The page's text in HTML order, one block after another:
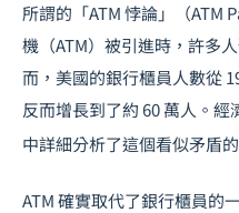
所謂的「ATM 悖論」（ATM
機（ATM）被引進時，許多
而，美國的銀行櫃員人數從
反而增長到了約 60 萬人。
中詳細分析了這個看似矛盾
ATM 確實取代了銀行櫃員